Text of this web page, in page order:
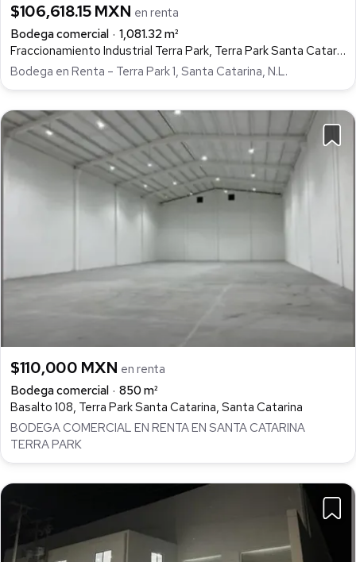
$106,618.15 MXN en renta
Bodega comercial
1,081.32 m²
Fraccionamiento Industrial Terra Park, Terra Park Santa Catarina, Santa Catarina
Bodega en Renta – Terra Park 1, Santa Catarina, N.L.
$110,000 MXN en renta
Bodega comercial
850 m²
Basalto 108, Terra Park Santa Catarina, Santa Catarina
BODEGA COMERCIAL EN RENTA EN SANTA CATARINA
TERRA PARK